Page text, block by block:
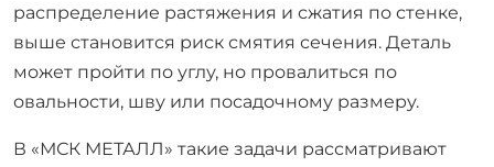
распределение растяжения и сжатия по стенке,
выше становится риск смятия сечения. Деталь
может пройти по углу, но провалиться по
овальности, шву или посадочному размеру.
В «МСК МЕТАЛЛ» такие задачи рассматривают